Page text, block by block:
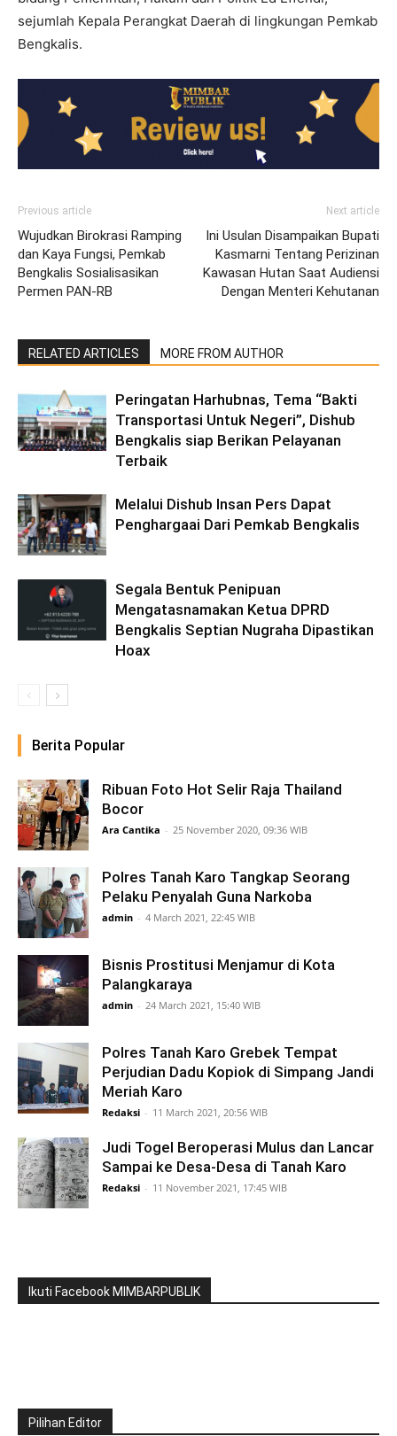
sejumlah Kepala Perangkat Daerah di lingkungan Pemkab
Bengkalis.
Previous article
Wujudkan Birokrasi Ramping
dan Kaya Fungsi, Pemkab
Bengkalis Sosialisasikan
Permen PAN-RB
Next article
Ini Usulan Disampaikan Bupati
Kasmarni Tentang Perizinan
Kawasan Hutan Saat Audiensi
Dengan Menteri Kehutanan
RELATED ARTICLES MORE FROM AUTHOR
Peringatan Harhubnas, Tema “Bakti
Transportasi Untuk Negeri”, Dishub
Bengkalis siap Berikan Pelayanan
Terbaik
Melalui Dishub Insan Pers Dapat
Penghargaai Dari Pemkab Bengkalis
Segala Bentuk Penipuan
Mengatasnamakan Ketua DPRD
Bengkalis Septian Nugraha Dipastikan
Hoax
Berita Popular
Ribuan Foto Hot Selir Raja Thailand
Bocor
Ara Cantika - 25 November 2020, 09:36 WIB
Polres Tanah Karo Tangkap Seorang
Pelaku Penyalah Guna Narkoba
admin - 4 March 2021, 22:45 WIB
Bisnis Prostitusi Menjamur di Kota
Palangkaraya
admin - 24 March 2021, 15:40 WIB
Polres Tanah Karo Grebek Tempat
Perjudian Dadu Kopiok di Simpang Jandi
Meriah Karo
Redaksi - 11 March 2021, 20:56 WIB
Judi Togel Beroperasi Mulus dan Lancar
Sampai ke Desa-Desa di Tanah Karo
Redaksi - 11 November 2021, 17:45 WIB
Ikuti Facebook MIMBARPUBLIK
Pilihan Editor